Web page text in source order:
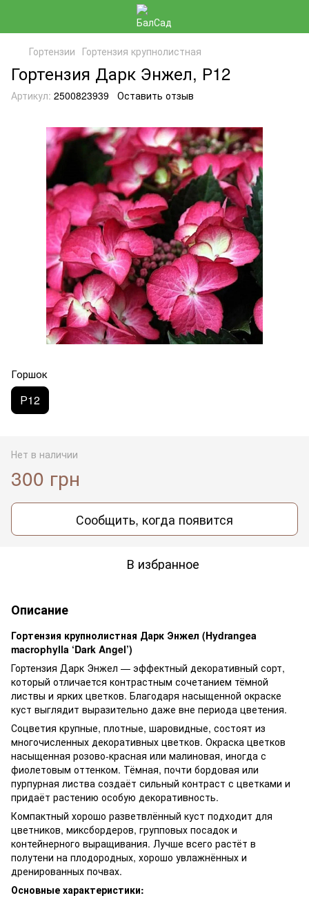
Гортензии Гортензия крупнолистная
Гортензия Дарк Энжел, Р12
Артикул: 2500823939 Оставить отзыв
Горшок
Р12
Нет в наличии
300 грн
Сообщить, когда появится
В избранное
Описание
Гортензия крупнолистная Дарк Энжел (Hydrangea
macrophylla ‘Dark Angel’)
Гортензия Дарк Энжел — эффектный декоративный сорт,
который отличается контрастным сочетанием тёмной
листвы и ярких цветков. Благодаря насыщенной окраске
куст выглядит выразительно даже вне периода цветения.
Соцветия крупные, плотные, шаровидные, состоят из
многочисленных декоративных цветков. Окраска цветков
насыщенная розово-красная или малиновая, иногда с
фиолетовым оттенком. Тёмная, почти бордовая или
пурпурная листва создаёт сильный контраст с цветками и
придаёт растению особую декоративность.
Компактный хорошо разветвлённый куст подходит для
цветников, миксбордеров, групповых посадок и
контейнерного выращивания. Лучше всего растёт в
полутени на плодородных, хорошо увлажнённых и
дренированных почвах.
Основные характеристики: